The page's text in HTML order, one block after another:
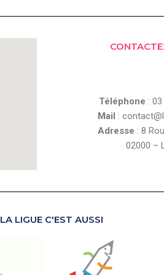
e
t
Téléphone :
Mail :
Adresse : 8
02000 –
LA LIGUE C'EST AUSSI